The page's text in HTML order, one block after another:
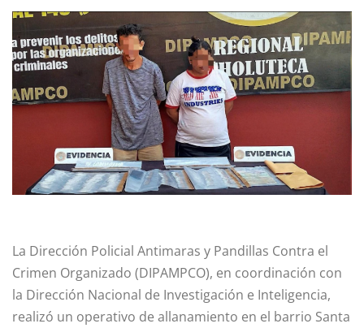
La Dirección Policial Antimaras y Pandillas Contra el
Crimen Organizado (DIPAMPCO), en coordinación con
la Dirección Nacional de Investigación e Inteligencia,
realizó un operativo de allanamiento en el barrio Santa